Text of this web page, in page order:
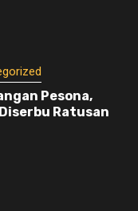
Pesona,
Ratusan